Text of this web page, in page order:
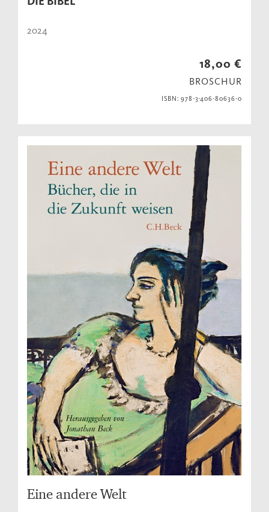
2024
18,00 €
BROSCHUR
ISBN: 978-3-406-80636-0
Eine andere Welt